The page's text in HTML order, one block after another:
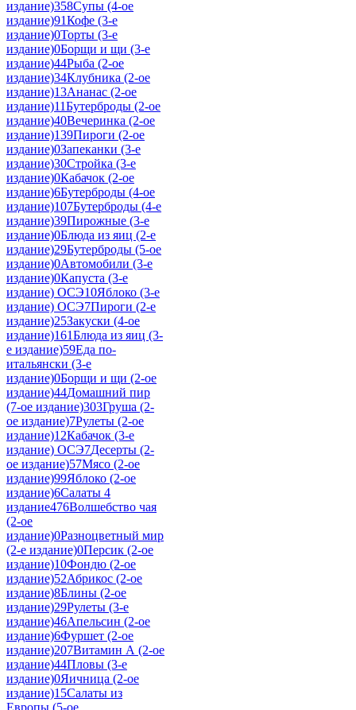
издание)358Супы (4-ое
издание)91Кофе (3-е
издание)0Торты (3-е
издание)0Борщи и щи (3-е
издание)44Рыба (2-ое
издание)34Клубника (2-ое
издание)13Ананас (2-ое
издание)11Бутерброды (2-ое
издание)40Вечеринка (2-ое
издание)139Пироги (2-ое
издание)0Запеканки (3-е
издание)30Стройка (3-е
издание)0Кабачок (2-ое
издание)6Бутерброды (4-ое
издание)107Бутерброды (4-е
издание)39Пирожные (3-е
издание)0Блюда из яиц (2-е
издание)29Бутерброды (5-ое
издание)0Автомобили (3-е
издание)0Капуста (3-е
издание) ОСЭ10Яблоко (3-е
издание) ОСЭ7Пироги (2-е
издание)25Закуски (4-ое
издание)161Блюда из яиц (3-
е издание)59Еда по-
итальянски (3-е
издание)0Борщи и щи (2-ое
издание)44Домашний пир
(7-ое издание)303Груша (2-
ое издание)7Рулеты (2-ое
издание)12Кабачок (3-е
издание) ОСЭ7Десерты (2-
ое издание)57Мясо (2-ое
издание)99Яблоко (2-ое
издание)6Салаты 4
издание476Волшебство чая
(2-ое
издание)0Разноцветный мир
(2-е издание)0Персик (2-ое
издание)10Фондю (2-ое
издание)52Абрикос (2-ое
издание)8Блины (2-ое
издание)29Рулеты (3-е
издание)46Апельсин (2-ое
издание)6Фуршет (2-ое
издание)207Витамин А (2-ое
издание)44Пловы (3-е
издание)0Яичница (2-ое
издание)15Салаты из